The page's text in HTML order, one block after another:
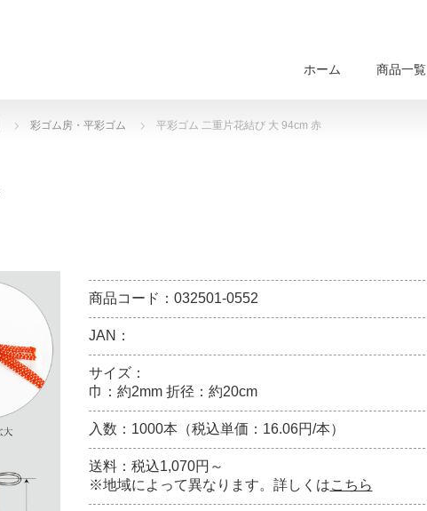
ホーム 商品一覧
彩ゴム房・平彩ゴム 平彩ゴム 二重片花結び 大 94cm 赤
商品コード：032501-0552
JAN：
サイズ：
巾：約2mm 折径：約20cm
入数：1000本（税込単価：16.06円/本）
送料：税込1,070円～
※地域によって異なります。詳しくはこちら